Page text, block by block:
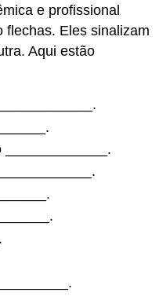
e profissional
flechas. Eles sinalizam
Aqui estão
_____________.